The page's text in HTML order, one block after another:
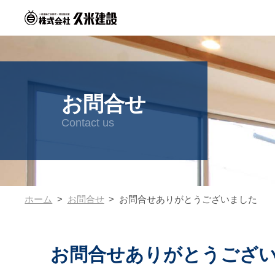
お問合せ
Contact us
ホーム お問合せ お問合せありがとうございました
お問合せありがとうござ